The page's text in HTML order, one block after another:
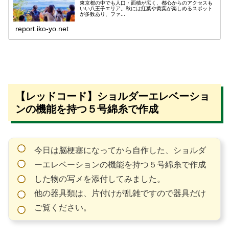
東京都の中でも人口・面積が広く、都心からのアクセスも
いい八王子エリア。秋には紅葉や黄葉が楽しめるスポット
が多数あり、ファ...
report.iko-yo.net
【レッドコード】ショルダーエレベーショ
ンの機能を持つ５号綿糸で作成
今日は脳梗塞になってから自作した、ショルダ
ーエレベーションの機能を持つ５号綿糸で作成
した物の写メを添付してみました。
他の器具類は、片付けが乱雑ですので器具だけ
ご覧ください。